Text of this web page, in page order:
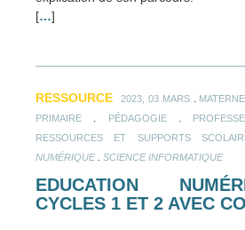
[…]
RESSOURCE 2023, 03 MARS.
PRIMAIRE PÉDAGOGIE.
RESSOURCES ET SUPPORTS
NUMÉRIQUE. SCIENCE INFORMATIQUE
EDUCATION
CYCLES 1 ET 2 AVEC